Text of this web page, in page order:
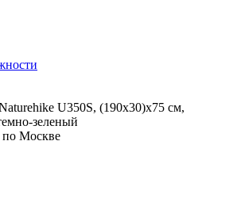
U350S, (190х30)х75 см,
зеленый
по Москве